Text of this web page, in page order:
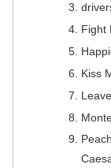
Fight
Kiss